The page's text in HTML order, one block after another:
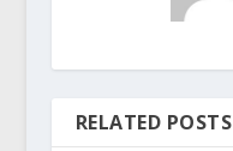
RELATED POSTS